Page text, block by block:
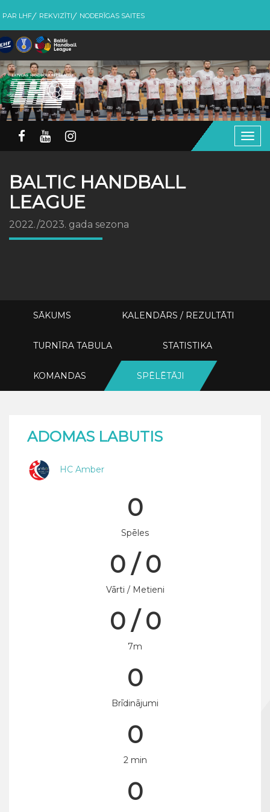
PAR LHF REKVIZĪTI NODERĪGAS SAITES
BALTIC HANDBALL
LEAGUE
2022./2023. gada sezona
SĀKUMS KALENDĀRS / REZULTĀTI
TURNĪRA TABULA STATISTIKA
KOMANDAS SPĒLĒTĀJI
ADOMAS LABUTIS
HC Amber
0
Spēles
0 / 0
Vārti / Metieni
0 / 0
7m
0
Brīdinājumi
0
2 min
0